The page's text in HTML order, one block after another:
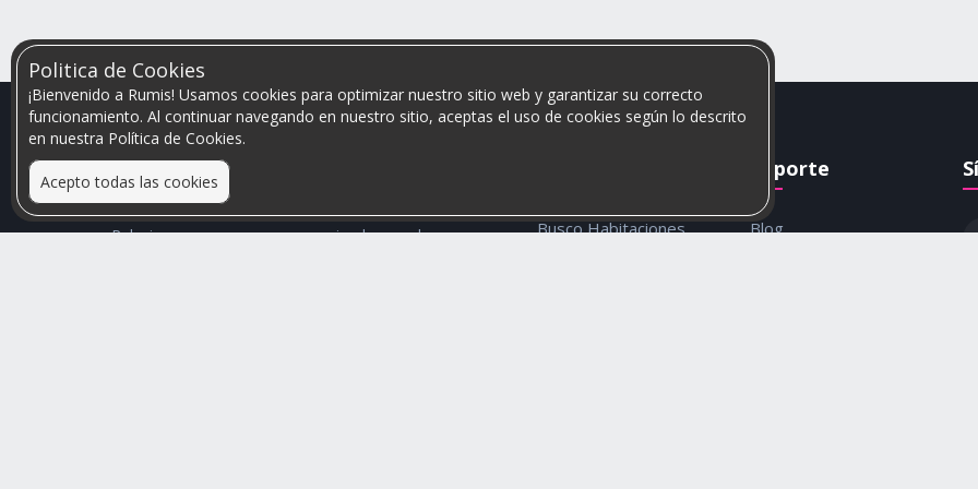
Politica de Cookies
¡Bienvenido a Rumis! Usamos cookies para optimizar nuestro sitio web y garantizar su correcto
funcionamiento. Al continuar navegando en nuestro sitio, aceptas el uso de cookies según lo descrito
en nuestra Política de Cookies.
Acepto todas las cookies
Relacionamos personas que arriendan con las que
Busco Habitaciones
Soporte
Blog